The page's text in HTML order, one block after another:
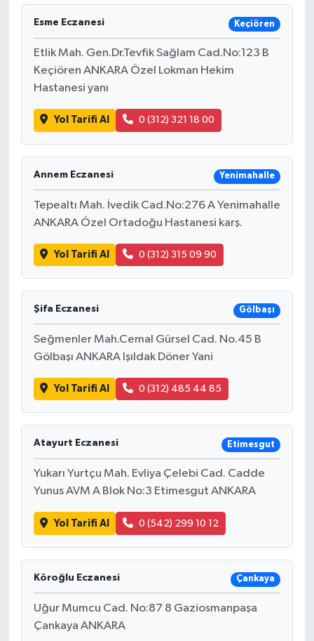
Esme Eczanesi Keçiören
Etlik Mah. Gen.Dr.Tevfik Sağlam Cad.No:123 B
Keçiören ANKARA Özel Lokman Hekim
Hastanesi yanı
Yol Tarifi Al 0 (312) 321 18 00
Annem Eczanesi Yenimahalle
Tepealtı Mah. İvedik Cad.No:276 A Yenimahalle
ANKARA Özel Ortadoğu Hastanesi karş.
Yol Tarifi Al 0 (312) 315 09 90
Şifa Eczanesi Gölbaşı
Seğmenler Mah.Cemal Gürsel Cad. No.45 B
Gölbaşı ANKARA Işıldak Döner Yani
Yol Tarifi Al 0 (312) 485 44 85
Atayurt Eczanesi Etimesgut
Yukarı Yurtçu Mah. Evliya Çelebi Cad. Cadde
Yunus AVM A Blok No:3 Etimesgut ANKARA
Yol Tarifi Al 0 (542) 299 10 12
Köroğlu Eczanesi Çankaya
Uğur Mumcu Cad. No:87 8 Gaziosmanpaşa
Çankaya ANKARA